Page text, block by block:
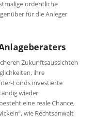
ordentliche
für die Anleger
Zukunftsaussichten
ihre
Fonds investierte
wieder
eine reale Chance,
wie Rechtsanwalt